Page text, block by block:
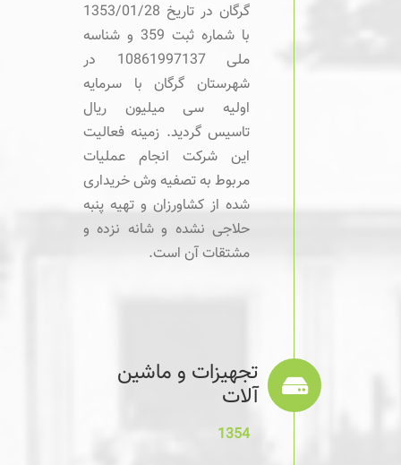
گرگان در تاریخ 1353/01/28
با شماره ثبت 359 و شناسه
ملی 10861997137 در
شهرستان گرگان با سرمایه
اولیه سی میلیون ریال
تاسیس گردید. زمینه فعالیت
این شرکت انجام عملیات
مربوط به تصفیه وش خریداری
شده از کشاورزان و تهیه پنبه
حلاجی نشده و شانه نزده و
مشتقات آن است.
تجهیزات و ماشین
آلات
1354